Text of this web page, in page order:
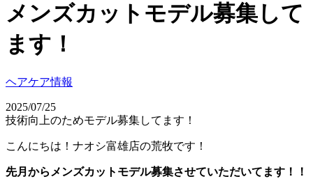
メンズカットモデル募集して
ます！
ヘアケア情報
2025/07/25
技術向上のためモデル募集してます！
こんにちは！ナオシ富雄店の荒牧です！
先月からメンズカットモデル募集させていただいてます！！